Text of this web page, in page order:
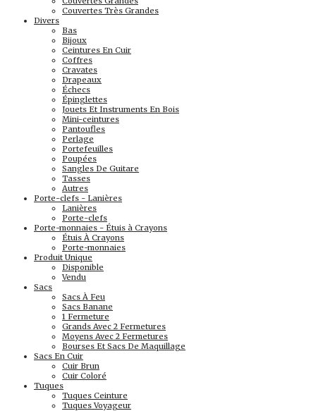
Couvertes Très Grandes
Divers
Bas
Bijoux
Ceintures En Cuir
Coffres
Cravates
Drapeaux
Échecs
Épinglettes
Jouets Et Instruments En Bois
Mini-ceintures
Pantoufles
Perlage
Portefeuilles
Poupées
Sangles De Guitare
Tasses
Autres
Porte-clefs - Lanières
Lanières
Porte-clefs
Porte-monnaies - Étuis à Crayons
Étuis À Crayons
Porte-monnaies
Produit Unique
Disponible
Vendu
Sacs
Sacs À Feu
Sacs Banane
1 Fermeture
Grands Avec 2 Fermetures
Moyens Avec 2 Fermetures
Bourses Et Sacs De Maquillage
Sacs En Cuir
Cuir Brun
Cuir Coloré
Tuques
Tuques Ceinture
Tuques Voyageur